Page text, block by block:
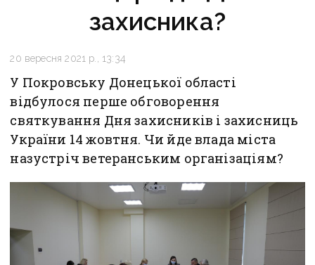
захисника?
20 вересня 2021 р., 13:34
У Покровську Донецької області
відбулося перше обговорення
святкування Дня захисників і захисниць
України 14 жовтня. Чи йде влада міста
назустріч ветеранським організаціям?